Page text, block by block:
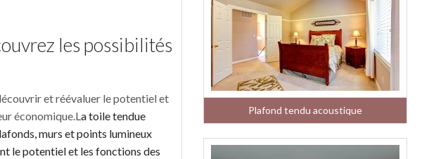
les possibilités
et réévaluer le potentiel et
économique.La toile tendue
murs et points lumineux
le potentiel et les fonctions des
Plafond tendu acoustique